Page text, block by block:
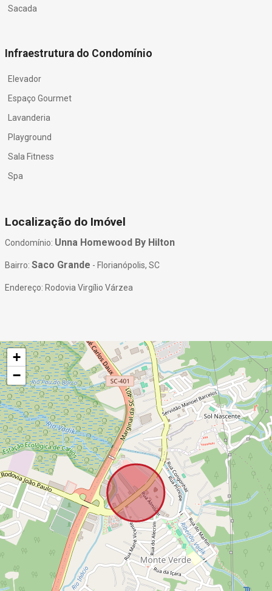
Sacada
Infraestrutura do Condomínio
Elevador
Espaço Gourmet
Lavanderia
Playground
Sala Fitness
Spa
Localização do Imóvel
Condomínio: Unna Homewood By Hilton
Bairro: Saco Grande - Florianópolis, SC
Endereço: Rodovia Virgílio Várzea
+
−